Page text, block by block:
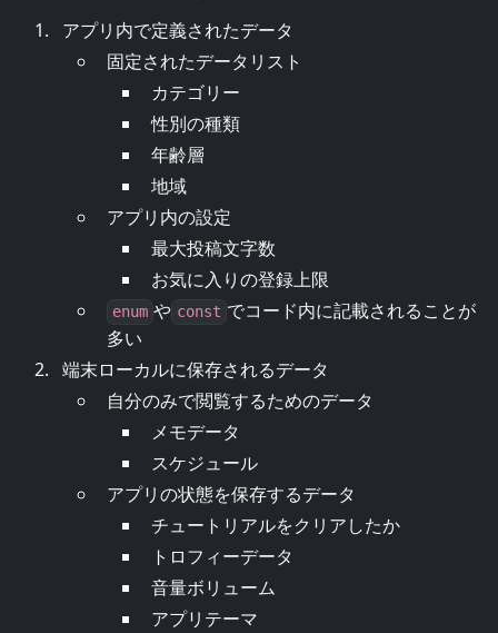
アプリ内で定義されたデータ
固定されたデータリスト
カテゴリー
性別の種類
年齢層
地域
アプリ内の設定
最大投稿文字数
お気に入りの登録上限
enum や const でコード内に記載されることが
多い
端末ローカルに保存されるデータ
自分のみで閲覧するためのデータ
メモデータ
スケジュール
アプリの状態を保存するデータ
チュートリアルをクリアしたか
トロフィーデータ
音量ボリューム
アプリテーマ